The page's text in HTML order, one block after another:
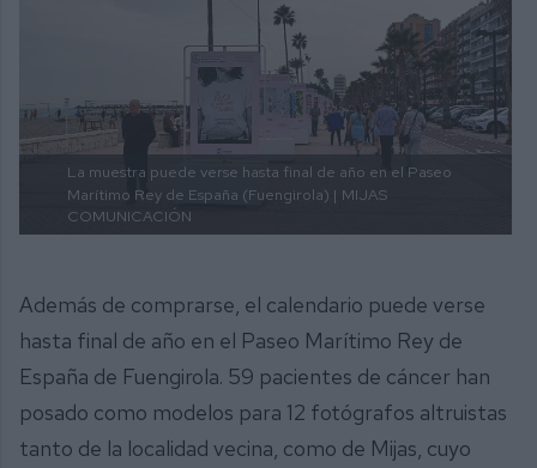
La muestra puede verse hasta final de año en el Paseo
Marítimo Rey de España (Fuengirola) | MIJAS
COMUNICACIÓN
Además de comprarse, el calendario puede verse
hasta final de año en el Paseo Marítimo Rey de
España de Fuengirola. 59 pacientes de cáncer han
posado como modelos para 12 fotógrafos altruistas
tanto de la localidad vecina, como de Mijas, cuyo